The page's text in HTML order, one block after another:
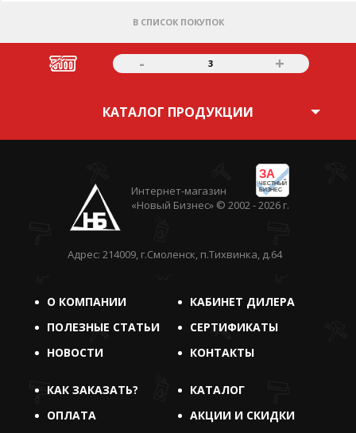
В СПИСОК ПОКУПОК
- 3 +
КАТАЛОГ ПРОДУКЦИИ
ЗА
ЧЕСТНЫЙ
БИЗНЕС
Интернет-магазин
«Новый Бизнес» © 2002 - 2026 г.
Адрес: 214009, г.Смоленск, п.Тихвинка, д.64
О КОМПАНИИ
КАБИНЕТ ДИЛЕРА
ПОЛЕЗНЫЕ СТАТЬИ
СЕРТИФИКАТЫ
НОВОСТИ
КОНТАКТЫ
КАК ЗАКАЗАТЬ?
КАТАЛОГ
ОПЛАТА
АКЦИИ И СКИДКИ